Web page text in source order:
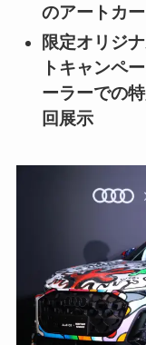
のアートカ
限定オリジ
トキャンペ
ーラーでの
回展示